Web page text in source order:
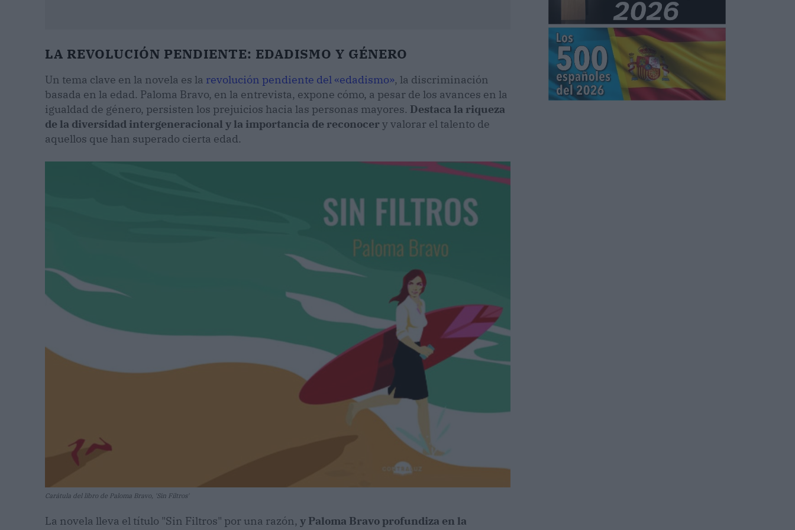
LA REVOLUCIÓN PENDIENTE: EDADISMO Y GÉNERO
Un tema clave en la novela es la revolución pendiente del «edadismo», la discriminación
basada en la edad. Paloma Bravo, en la entrevista, expone cómo, a pesar de los avances en la
igualdad de género, persisten los prejuicios hacia las personas mayores. Destaca la riqueza
de la diversidad intergeneracional y la importancia de reconocery valorar el talento de
aquellos que han superado cierta edad.
Carátula del libro de Paloma Bravo, 'Sin Filtros'
La novela lleva el título "Sin Filtros" por una razón, y Paloma Bravo profundiza en la